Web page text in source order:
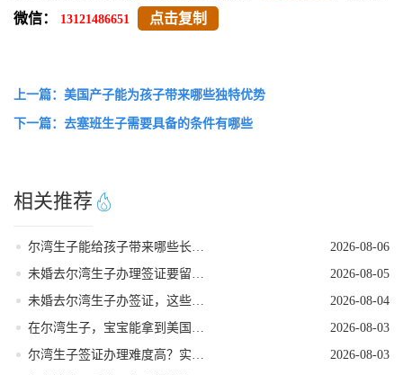
微信：
13121486651 点击复制
上一篇：美国产子能为孩子带来哪些独特优势
下一篇：去塞班生子需要具备的条件有哪些
相关推荐
尔湾生子能给孩子带来哪些长期红利
2026-08-06
未婚去尔湾生子办理签证要留意的细节
2026-08-05
未婚去尔湾生子办签证，这些核心要点需牢记
2026-08-04
在尔湾生子，宝宝能拿到美国国籍吗
2026-08-03
尔湾生子签证办理难度高？实用破局指南来了
2026-08-03